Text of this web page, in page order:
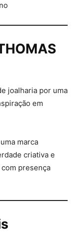
joalharia por uma
em
marca
criativa e
presença